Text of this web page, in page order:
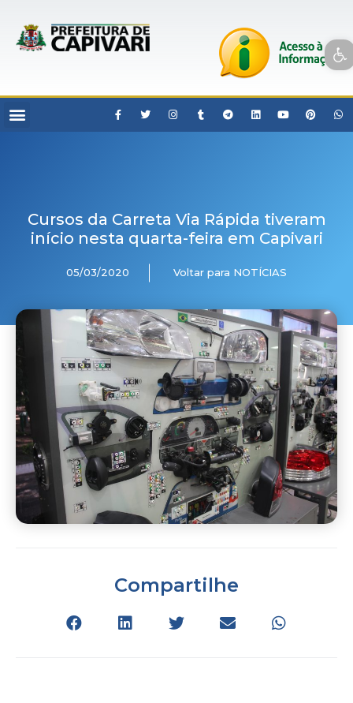
Open toolbar
Cursos da Carreta Via Rápida tiveram
início nesta quarta-feira em Capivari
05/03/2020 Voltar para NOTÍCIAS
Compartilhe